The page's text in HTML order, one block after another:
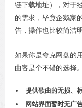
链下载地址），对于
的需求，毕竟企鹅家
告，操作也比较简洁明
如果你是夸克网盘的
曲客是个不错的选择。
提供歌曲的无损、
网站界面暂时无广